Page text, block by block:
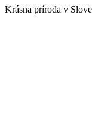
Krásna príroda v